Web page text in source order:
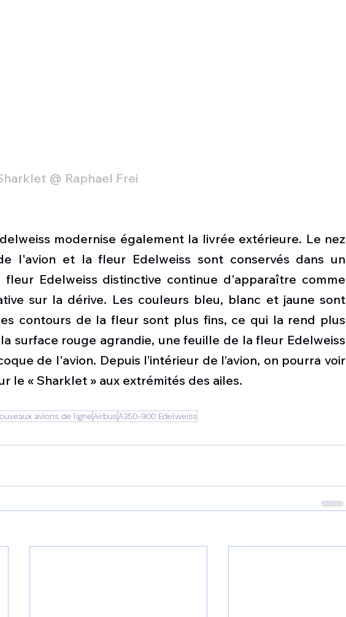
@ Raphael Frei
modernise également la livrée extérieure. Le nez
l'avion et la fleur Edelweiss sont conservés dans un
fleur Edelweiss distinctive continue d'apparaître comme
sur la dérive. Les couleurs bleu, blanc et jaune sont
contours de la fleur sont plus fins, ce qui la rend plus
surface rouge agrandie, une feuille de la fleur Edelweiss
de l'avion. Depuis l’intérieur de l’avion, on pourra voir
le « Sharklet » aux extrémités des ailes.
avions de ligneAirbusA350-900 Edelweiss